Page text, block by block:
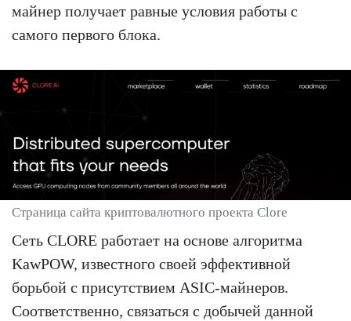
майнер получает равные условия работы с
самого первого блока.
Страница сайта криптовалютного проекта Clore
Сеть CLORE работает на основе алгоритма
KawPOW, известного своей эффективной
борьбой с присутствием ASIC-майнеров.
Соответственно, связаться с добычей данной